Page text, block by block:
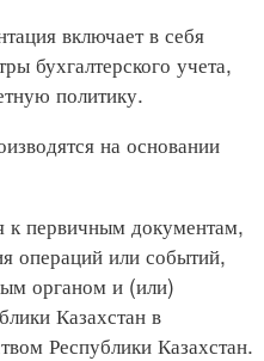
включает в себя
бухгалтерского учета,
политику.
на основании
первичным документам,
операций или событий,
органом и (или)
Казахстан в
Республики Казахстан.